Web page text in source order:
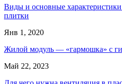
Виды и основные
плитки
Янв 1, 2020
Жилой модуль — «гармошка» с
Май 22, 2023